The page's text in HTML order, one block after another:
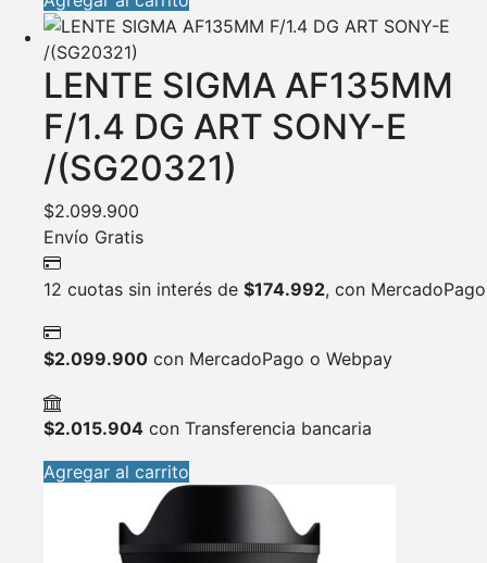
LENTE SIGMA AF135MM
F/1.4 DG ART SONY-E
/(SG20321)
$2.099.900
Envío Gratis
12 cuotas sin interés de $174.992, con MercadoPago
$2.099.900 con MercadoPago o Webpay
$2.015.904 con Transferencia bancaria
Agregar al carrito